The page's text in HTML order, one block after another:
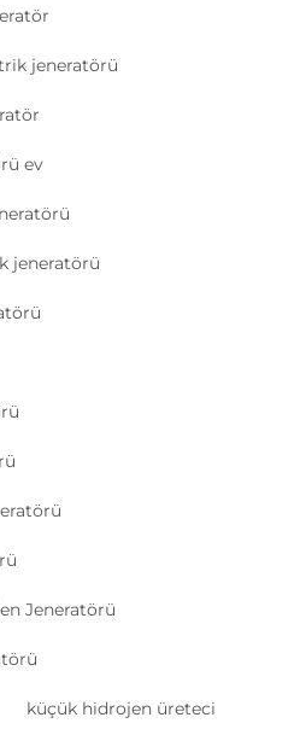
jeneratörü
ev
jeneratörü
Jeneratörü
küçük hidrojen üreteci